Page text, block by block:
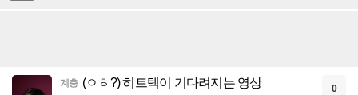
계층 (ㅇㅎ?) 히트텍이 기다려지는 영상 0